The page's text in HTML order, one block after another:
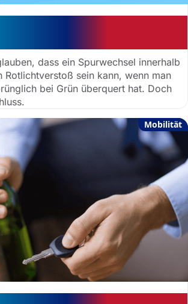
dass ein Spurwechsel innerhalb
Rotlichtverstoß sein kann, wenn man
bei Grün überquert hat. Doch
Mobilität